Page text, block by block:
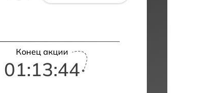
Конец акции
01:13:43